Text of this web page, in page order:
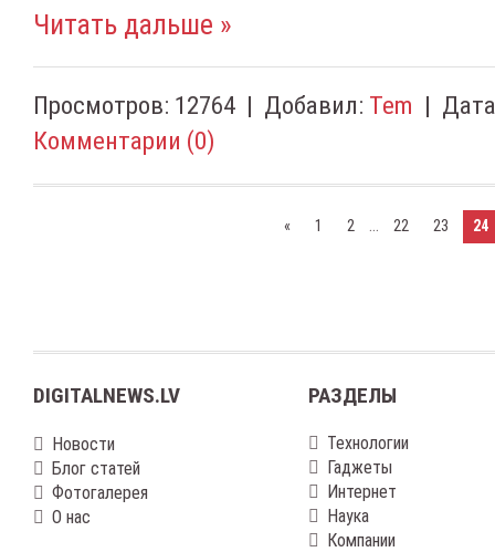
Читать дальше »
Просмотров: 12764 | Добавил: Tem |
Комментарии (0)
« 1 2 ... 22 23 24
DIGITALNEWS.LV
Новости
Блог статей
Фотогалерея
О нас
РАЗДЕЛЫ
Технологии
Гаджеты
Интернет
Наука
Компании